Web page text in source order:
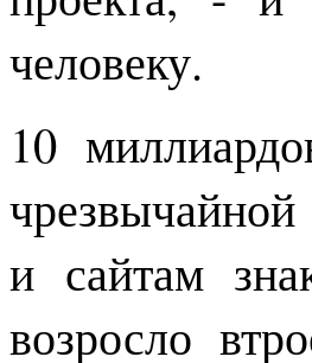
человеку.
10
чрезвычайной
и сайтам
возросло